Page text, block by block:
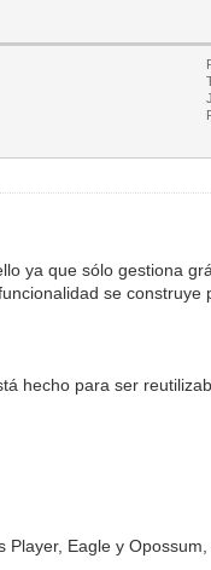
ya que sólo gestiona
se construye
hecho para ser
Player, Eagle y